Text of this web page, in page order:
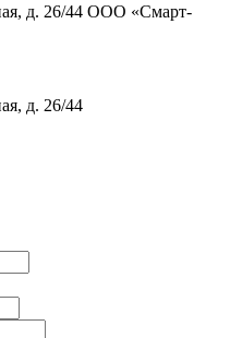
д. 26/44 ООО «Смарт-
д. 26/44